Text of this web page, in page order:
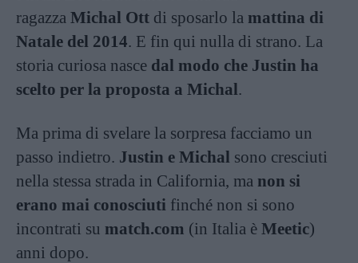
ragazza Michal Ott di sposarlo la mattina di
Natale del 2014. E fin qui nulla di strano. La
storia curiosa nasce dal modo che Justin ha
scelto per la proposta a Michal.
Ma prima di svelare la sorpresa facciamo un
passo indietro. Justin e Michal sono cresciuti
nella stessa strada in California, ma non si
erano mai conosciuti finché non si sono
incontrati su match.com (in Italia è Meetic)
anni dopo.